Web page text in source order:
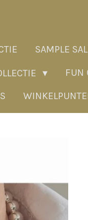
SAMPLE
FUN